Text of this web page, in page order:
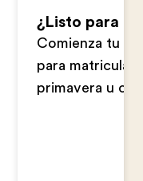
¿Listo para
Comienza tu
para
primavera u